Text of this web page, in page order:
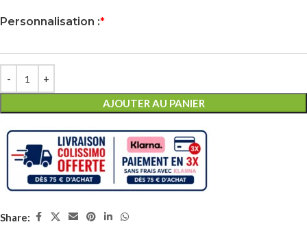
*
Personnalisation :
AJOUTER AU PANIER
Share: